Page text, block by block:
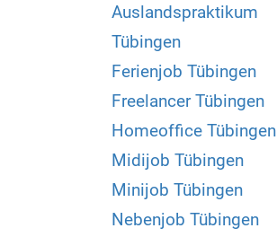
Auslandspraktikum
Tübingen
Ferienjob Tübingen
Freelancer Tübingen
Homeoffice Tübingen
Midijob Tübingen
Minijob Tübingen
Nebenjob Tübingen